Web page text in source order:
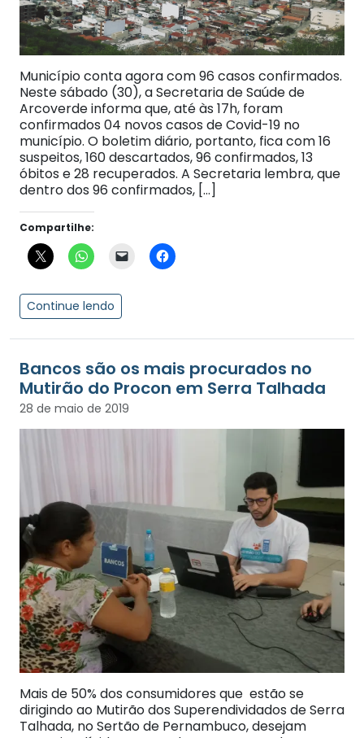
Município conta agora com 96 casos confirmados.
Neste sábado (30), a Secretaria de Saúde de
Arcoverde informa que, até às 17h, foram
confirmados 04 novos casos de Covid-19 no
município. O boletim diário, portanto, fica com 16
suspeitos, 160 descartados, 96 confirmados, 13
óbitos e 28 recuperados. A Secretaria lembra, que
dentro dos 96 confirmados, […]
Compartilhe:
Continue lendo
Bancos são os mais procurados no
Mutirão do Procon em Serra Talhada
28 de maio de 2019
Mais de 50% dos consumidores que estão se
dirigindo ao Mutirão dos Superendividados de Serra
Talhada, no Sertão de Pernambuco, desejam